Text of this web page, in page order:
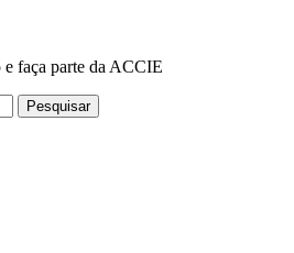
faça parte da ACCIE